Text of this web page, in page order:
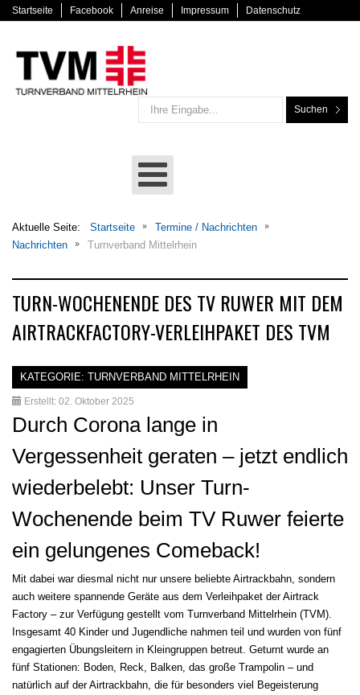
Startseite Facebook Anreise Impressum Datenschutz
Suchen
Aktuelle Seite: Startseite
Termine / Nachrichten
Nachrichten
Turnverband Mittelrhein
TURN-WOCHENENDE DES TV RUWER MIT DEM
AIRTRACKFACTORY-VERLEIHPAKET DES TVM
KATEGORIE: TURNVERBAND MITTELRHEIN
Erstellt: 02. Oktober 2025
Durch Corona lange in
Vergessenheit geraten – jetzt endlich
wiederbelebt: Unser Turn-
Wochenende beim TV Ruwer feierte
ein gelungenes Comeback!
Mit dabei war diesmal nicht nur unsere beliebte Airtrackbahn, sondern
auch weitere spannende Geräte aus dem Verleihpaket der Airtrack
Factory – zur Verfügung gestellt vom Turnverband Mittelrhein (TVM).
Insgesamt 40 Kinder und Jugendliche nahmen teil und wurden von fünf
engagierten Übungsleitern in Kleingruppen betreut. Geturnt wurde an
fünf Stationen: Boden, Reck, Balken, das große Trampolin – und
natürlich auf der Airtrackbahn, die für besonders viel Begeisterung